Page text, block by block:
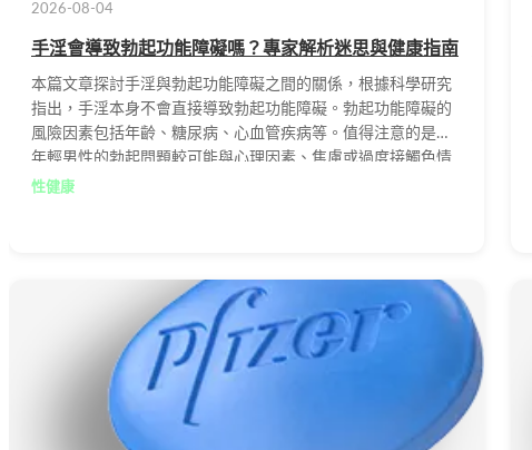
2026-08-04
手淫會導致勃起功能障礙嗎？專家解析迷思與健康指南
本篇文章探討手淫與勃起功能障礙之間的關係，根據科學研究
指出，手淫本身不會直接導致勃起功能障礙。勃起功能障礙的
風險因素包括年齡、糖尿病、心血管疾病等。值得注意的是，
年輕男性的勃起問題較可能與心理因素、焦慮或過度接觸色情
內容有關。文章提供自我檢測方法，並介紹威而鋼等有效治療
性健康